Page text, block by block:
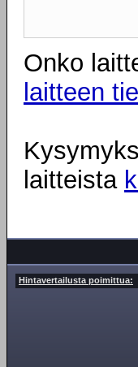
Onko
laitteen
laitteista
Hintavertailusta poimittua: